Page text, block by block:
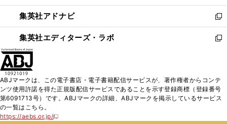
開
く
ウ
で
開
く
ン
ド
ウ
で
ウ
ィ
ン
ド
く
集英社アドナビ
新
し
い
ド
ウ
で
集英社エディターズ・ラボ
新
ィ
ン
ド
ABJマークは、この電子書店・電子書籍配信サービスが、著作権者からコンテ
ンツ使用許諾を得た正規版配信サービスであることを示す登録商標（登録番号
第6091713号）です。ABJマークの詳細、ABJマークを掲示しているサービス
の一覧はこちら。
https://aebs.or.jp/
新